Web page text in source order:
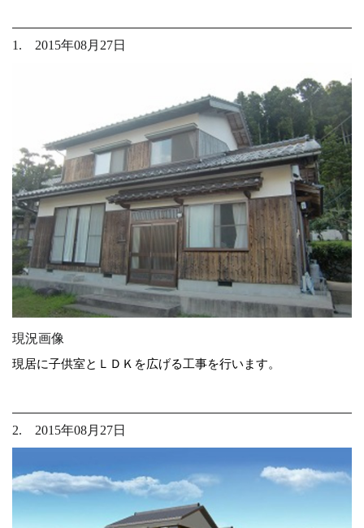
1. 2015年08月27日
現況画像
現居に子供室とＬＤＫを広げる工事を行います。
2. 2015年08月27日